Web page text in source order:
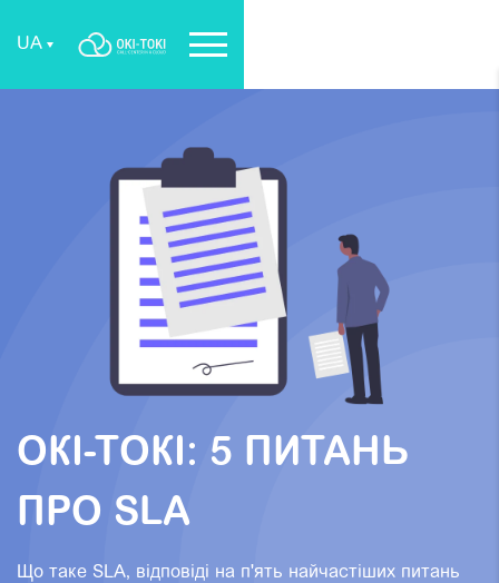
UA
ОКІ-ТОКІ: 5 ПИТАНЬ
ПРО SLA
Що таке SLA, відповіді на п'ять найчастіших питань